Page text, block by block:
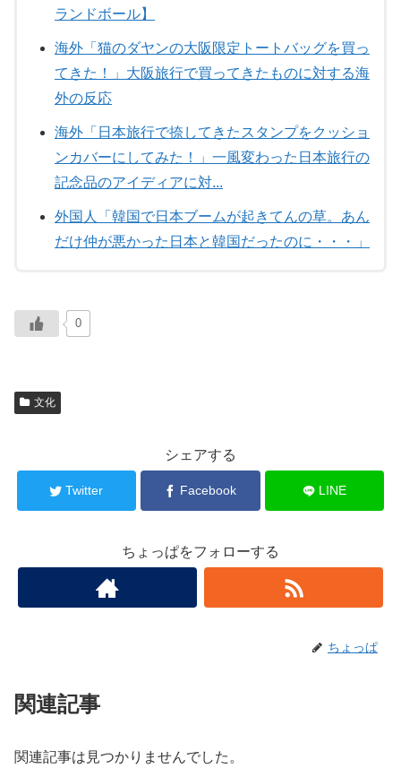
ランドボール】
海外「猫のダヤンの大阪限定トートバッグを買っ
てきた！」大阪旅行で買ってきたものに対する海
外の反応
海外「日本旅行で捺してきたスタンプをクッショ
ンカバーにしてみた！」一風変わった日本旅行の
記念品のアイディアに対...
外国人「韓国で日本ブームが起きてんの草。あん
だけ仲が悪かった日本と韓国だったのに・・・」
0
文化
シェアする
Twitter Facebook LINE
ちょっぱをフォローする
ちょっぱ
関連記事
関連記事は見つかりませんでした。